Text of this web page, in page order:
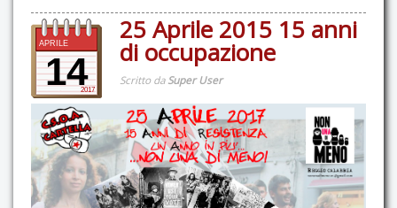
APRILE
142017
25 Aprile 2015 15 anni
di occupazione
Scritto daSuper User